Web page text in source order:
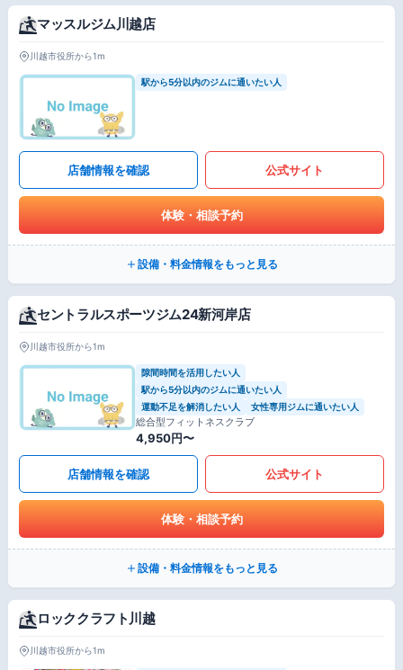
マッスルジム川越店
川越市役所から1m
駅から5分以内のジムに通いたい人
店舗情報を確認 公式サイト
体験・相談予約
設備・料金情報をもっと見る
セントラルスポーツジム24新河岸店
川越市役所から1m
隙間時間を活用したい人
駅から5分以内のジムに通いたい人
運動不足を解消したい人
女性専用ジムに通いたい人
総合型フィットネスクラブ
4,950円〜
店舗情報を確認 公式サイト
体験・相談予約
設備・料金情報をもっと見る
ロッククラフト川越
川越市役所から1m